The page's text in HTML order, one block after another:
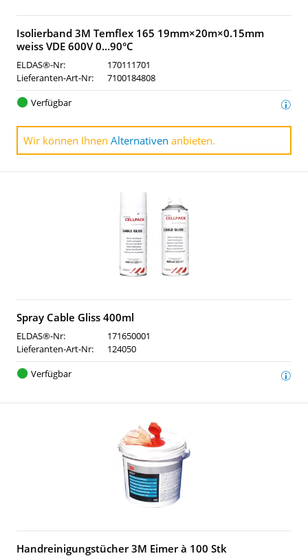
Isolierband 3M Temflex 165 19mm×20m×0.15mm
weiss VDE 600V 0…90°C
ELDAS®-Nr:
170111701
Lieferanten-Art-Nr:
7100184808
Verfügbar
Wir können Ihnen Alternativen anbieten.
Spray Cable Gliss 400ml
ELDAS®-Nr:
171650001
Lieferanten-Art-Nr:
124050
Verfügbar
Handreinigungstücher 3M Eimer à 100 Stk